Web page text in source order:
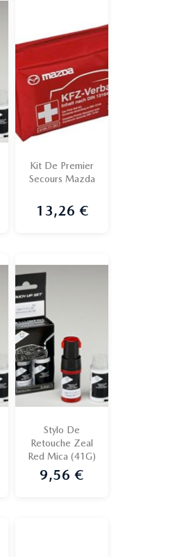
Kit De Premier
Secours Mazda
Prix
13,26 €
Stylo De
Retouche Zeal
Red Mica (41G)
Prix
9,56 €